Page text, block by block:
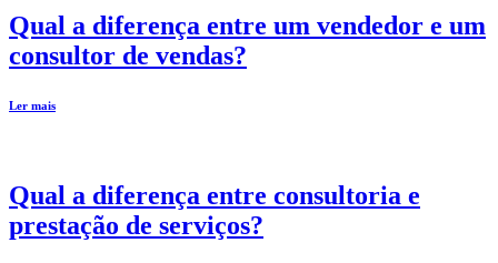
Qual a diferença entre um vendedor e um
consultor de vendas?
Ler mais
Qual a diferença entre consultoria e
prestação de serviços?